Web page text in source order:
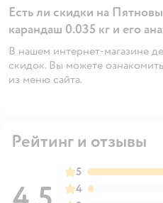
Есть ли скидки на
карандаш 0.035 кг и его
В нашем интернет-магазине
скидок. Вы можете
из меню сайта.
Рейтинг и отзывы
5
4